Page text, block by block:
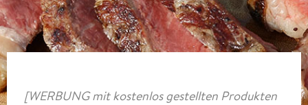
[WERBUNG mit kostenlos gestellten Produkten